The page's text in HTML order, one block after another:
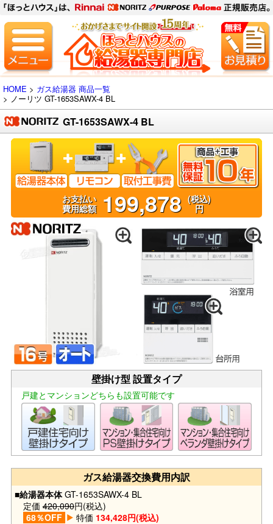
HOME > ガス給湯器 商品一覧
> ノーリツ GT-1653SAWX-4 BL
GT-1653SAWX-4 BL
お支払い
費用総額199,878 (税込)
円
壁掛け型 設置タイプ
戸建とマンションどちらも設置可能です
ガス給湯器交換費用内訳
■給湯器本体GT-1653SAWX-4 BL
定価 420,090円(税込)
68％OFF
特価 134,428円(税込)